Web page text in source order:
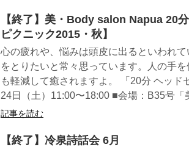
【終了】美・Body salon Napua 20
ピクニック2015・秋】
心の疲れや、悩みは頭皮に出るといわれ
をとりたいと常々思っています。人の手
も軽減して癒されますよ。 「20分 ヘッ
24日（土）11:00〜18:00 ■会場：B35号
記事を読む
【終了】冷泉詩話会 6月